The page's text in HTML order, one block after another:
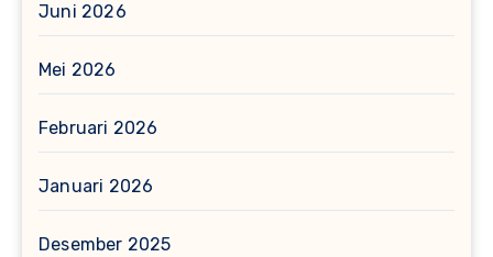
Juni 2026
Mei 2026
Februari 2026
Januari 2026
Desember 2025